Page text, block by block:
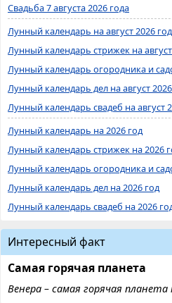
Свадьба 7 августа 2026 года
Лунный календарь на август 2026
Лунный календарь стрижек на
Лунный календарь огородника и
Лунный календарь дел на август
Лунный календарь свадеб на август
Лунный календарь на 2026 год
Лунный календарь стрижек на 2026
Лунный календарь огородника и
Лунный календарь дел на 2026 год
Лунный календарь свадеб на 2026
Интересный факт
Самая горячая планета
Венера – самая горячая